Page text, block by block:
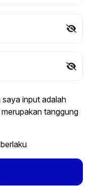
input adalah
tanggung